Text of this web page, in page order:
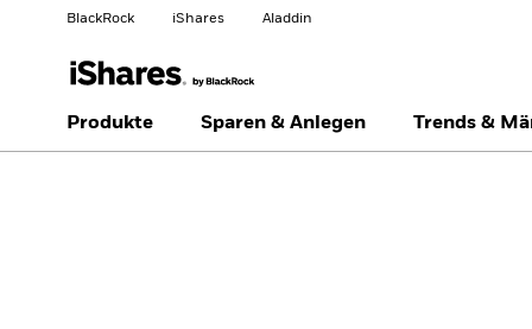
BlackRock iShares Aladdin
Anlegertyp wechseln
Land ändern
Produkte Sparen & Anlegen Trends &